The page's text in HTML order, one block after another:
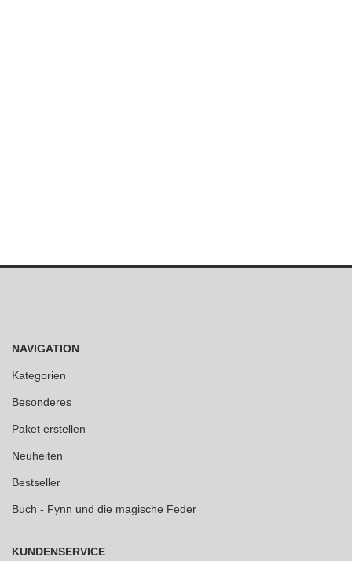
NAVIGATION
Kategorien
Besonderes
Paket erstellen
Neuheiten
Bestseller
Buch - Fynn und die magische Feder
KUNDENSERVICE